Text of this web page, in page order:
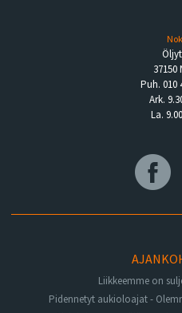
37150
Puh. 010
Ark.
La.
Liikkeemme on
Pidennetyt aukioloajat -